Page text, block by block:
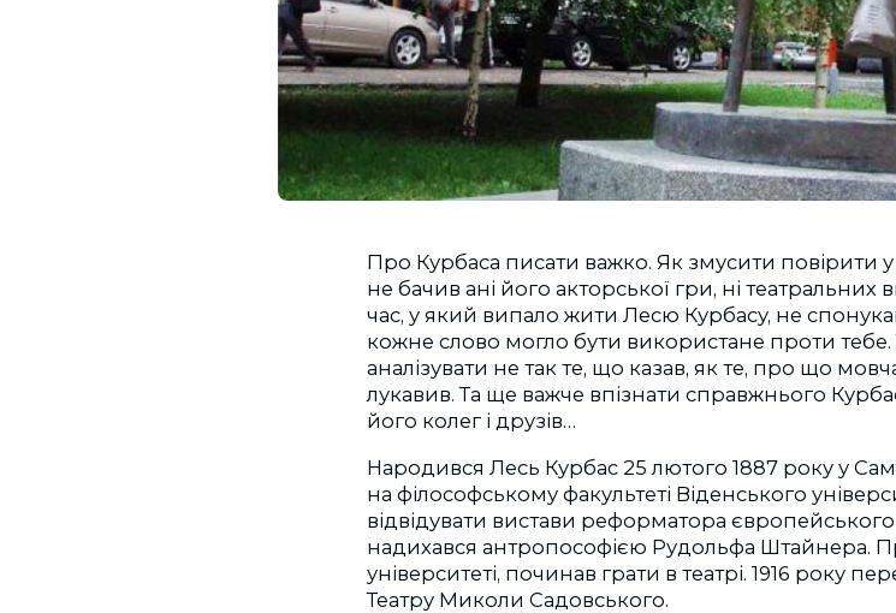
Про Курбаса писати важко. Як змусити повірити
не бачив ані його акторської гри, ні театральних
час, у який випало жити Лесю Курбасу, не
кожне слово могло бути використане проти
аналізувати не так те, що казав, як те, про що
лукавив. Та ще важче впізнати справжнього
його колег і друзів…
Народився Лесь Курбас 25 лютого 1887 року у
на філософському факультеті Віденського
відвідувати вистави реформатора
надихався антропософією Рудольфа Штайнера.
університеті, починав грати в театрі. 1916 року
Театру Миколи Садовського.